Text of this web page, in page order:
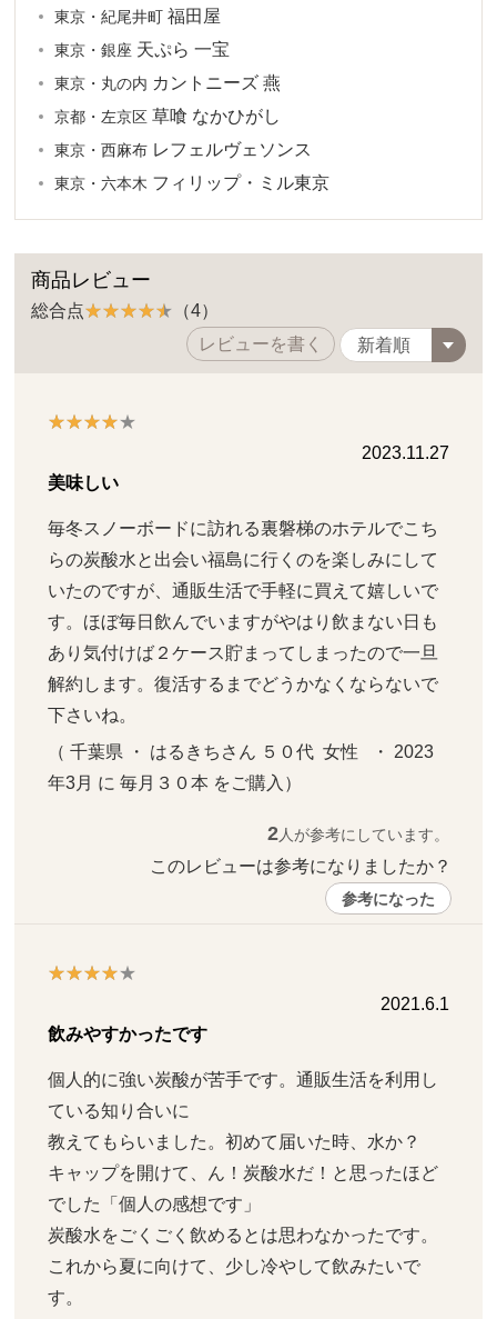
東京・紀尾井町福田屋
東京・銀座 天ぷら 一宝
東京・丸の内 カントニーズ 燕
京都・左京区草喰 なかひがし
東京・西麻布レフェルヴェソンス
東京・六本木 フィリップ・ミル東京
商品レビュー
総合点
（4）
レビューを書く
2023.11.27
美味しい
毎冬スノーボードに訪れる裏磐梯のホテルでこち
らの炭酸水と出会い福島に行くのを楽しみにして
いたのですが、通販生活で手軽に買えて嬉しいで
す。ほぼ毎日飲んでいますがやはり飲まない日も
あり気付けば２ケース貯まってしまったので一旦
解約します。復活するまでどうかなくならないで
下さいね。
（ 千葉県 ・ はるきちさん ５０代  女性   ・ 2023
年3月 に 毎月３０本 をご購入）
2人が参考にしています。
このレビューは参考になりましたか？
参考になった
2021.6.1
飲みやすかったです
個人的に強い炭酸が苦手です。通販生活を利用し
ている知り合いに
教えてもらいました。初めて届いた時、水か？
キャップを開けて、ん！炭酸水だ！と思ったほど
でした「個人の感想です」
炭酸水をごくごく飲めるとは思わなかったです。
これから夏に向けて、少し冷やして飲みたいで
す。